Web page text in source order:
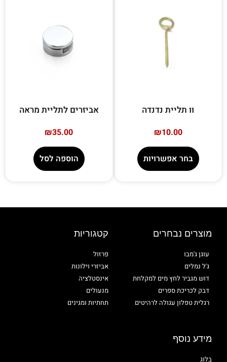
וו תליית נדנדה
₪10.00
בחר אפשרויות
אביזרים לתליית מראה
₪35.00
הוספה לסל
מוצרים נבחרים
עוגן ג'מבו
ג'ל נמלים
דוש מגביר לחץ מים למקלחת
דבק לכריכת ספרים
רגלית טפלון עגולה לרהיטים
קטגוריות
פרזול
אביזרי וילונות
אינסטלציה
מנעולים
תחתיות ומגינים
מידע נוסף
בלוג